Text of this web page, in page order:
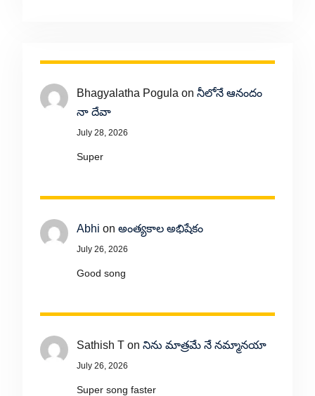
Bhagyalatha Pogula on నీలోనే ఆనందం
నా దేవా
July 28, 2026
Super
Abhi on అంత్యకాల అభిషేకం
July 26, 2026
Good song
Sathish Ton నిను మాత్రమే నే నమ్మానయా
July 26, 2026
Super song faster